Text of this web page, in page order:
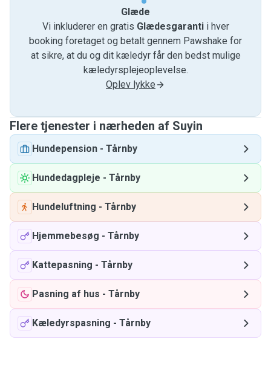
Glæde
Vi inkluderer en gratis Glædesgarantii hver
booking foretaget og betalt gennem Pawshake for
at sikre, at du og dit kæledyr får den bedst mulige
kæledyrsplejeoplevelse.
Oplev lykke
Flere tjenester i nærheden af ​​Suyin
Hundepension - Tårnby
Hundedagpleje - Tårnby
Hundeluftning - Tårnby
Hjemmebesøg - Tårnby
Kattepasning - Tårnby
Pasning af hus - Tårnby
Kæledyrspasning - Tårnby